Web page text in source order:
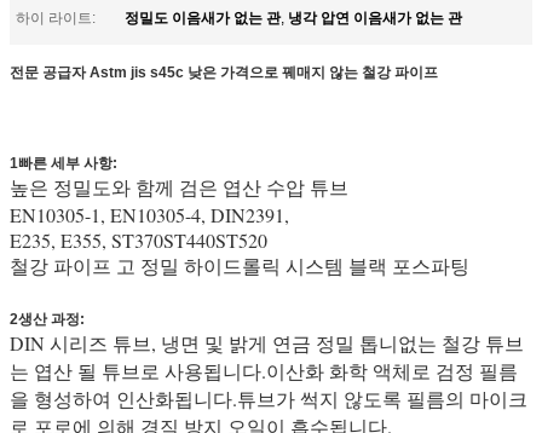
하이 라이트:
정밀도 이음새가 없는 관, 냉각 압연 이음새가 없는 관
전문 공급자 Astm jis s45c 낮은 가격으로 꿰매지 않는 철강 파이프
1빠른 세부 사항:
높은 정밀도와 함께 검은 엽산 수압 튜브
EN10305-1, EN10305-4, DIN2391,
E235, E355, ST370ST440ST520
철강 파이프 고 정밀 하이드롤릭 시스템 블랙 포스파팅
2생산 과정:
DIN 시리즈 튜브, 냉면 및 밝게 연금 정밀 톱니없는 철강 튜브
는 엽산 될 튜브로 사용됩니다.이산화 화학 액체로 검정 필름
을 형성하여 인산화됩니다.튜브가 썩지 않도록 필름의 마이크
로 포로에 의해 경직 방지 오일이 흡수됩니다.